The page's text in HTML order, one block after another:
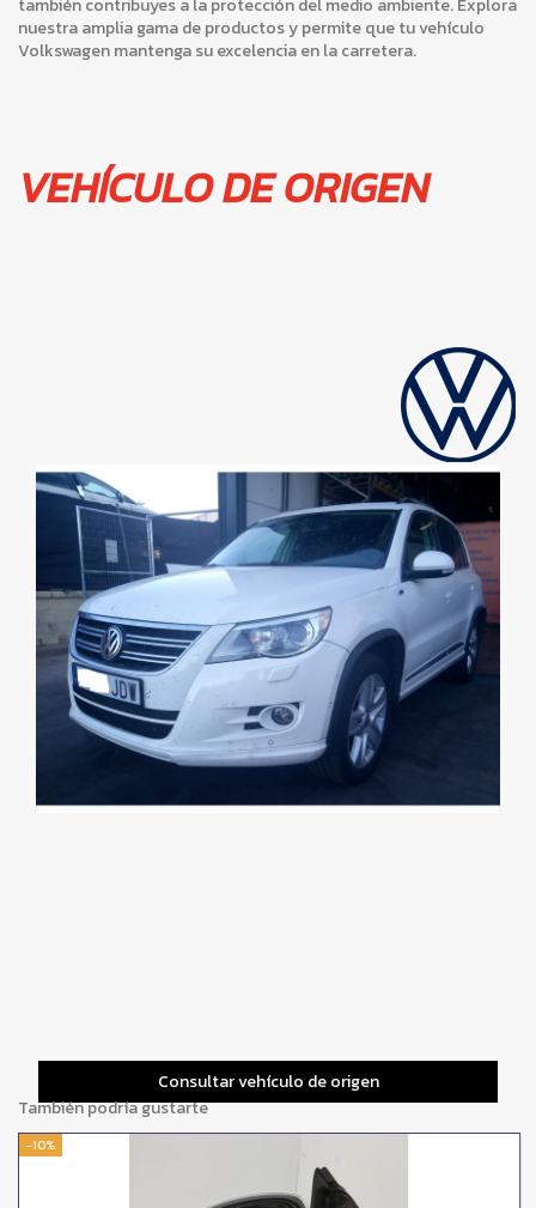
también contribuyes a la protección del medio ambiente. Explora
nuestra amplia gama de productos y permite que tu vehículo
Volkswagen mantenga su excelencia en la carretera.
VEHÍCULO DE ORIGEN
Consultar vehículo de origen
También podría gustarte
-10%